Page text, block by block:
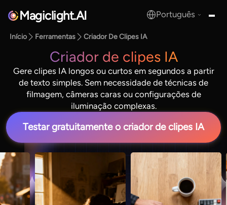
Magiclight.AI Português
Início Ferramentas Criador De Clipes IA
Criador de clipes IA
Gere clipes IA longos ou curtos em segundos a partir
de texto simples. Sem necessidade de técnicas de
filmagem, câmeras caras ou configurações de
iluminação complexas.
Testar gratuitamente o criador de clipes IA